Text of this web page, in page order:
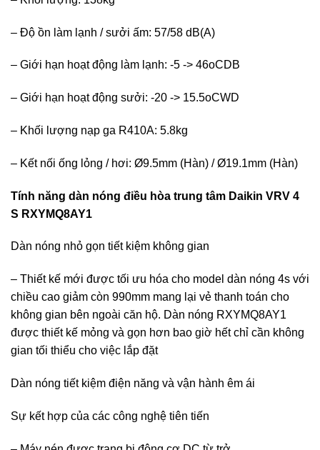
– Độ ồn làm lạnh / sưởi ấm: 57/58 dB(A)
– Giới hạn hoạt động làm lạnh: -5 -> 46oCDB
– Giới hạn hoạt động sưởi: -20 -> 15.5oCWD
– Khối lượng nạp ga R410A: 5.8kg
– Kết nối ống lỏng / hơi: Ø9.5mm (Hàn) / Ø19.1mm (Hàn)
Tính năng dàn nóng điều hòa trung tâm Daikin VRV 4
S RXYMQ8AY1
Dàn nóng nhỏ gọn tiết kiệm không gian
– Thiết kế mới được tối ưu hóa cho model dàn nóng 4s với
chiều cao giảm còn 990mm mang lại vẻ thanh toán cho
không gian bên ngoài căn hộ. Dàn nóng RXYMQ8AY1
được thiết kế mỏng và gọn hơn bao giờ hết chỉ cần không
gian tối thiểu cho việc lắp đặt
Dàn nóng tiết kiệm điện năng và vận hành êm ái
Sự kết hợp của các công nghệ tiên tiến